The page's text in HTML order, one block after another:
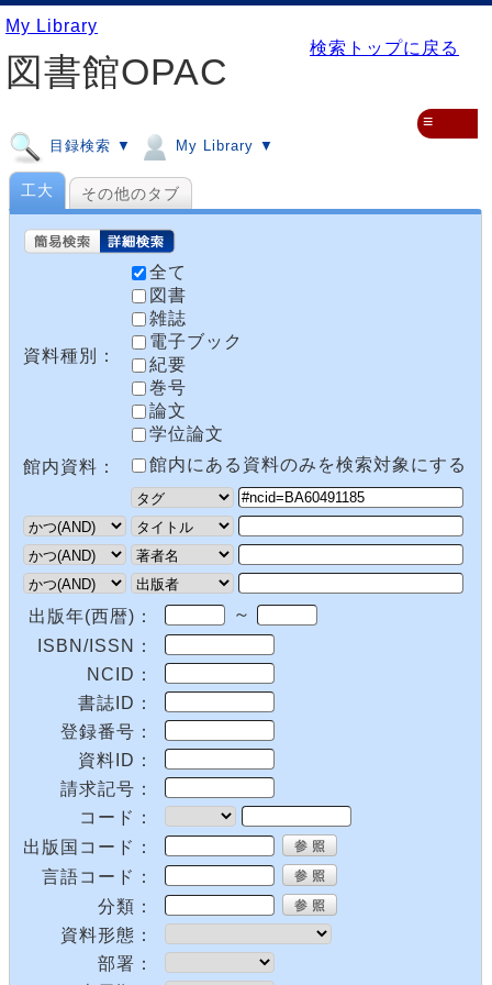
My Library
図書館OPAC
検索トップに戻る
目録検索 ▼ My Library ▼
≡
工大 その他のタブ
資料種別：
全て
図書
雑誌
電子ブック
紀要
巻号
論文
学位論文
館内資料：
館内にある資料のみを検索対象にする
出版年(西暦)：
～
ISBN/ISSN：
NCID：
書誌ID：
登録番号：
資料ID：
請求記号：
コード：
出版国コード：
言語コード：
分類：
資料形態：
部署：